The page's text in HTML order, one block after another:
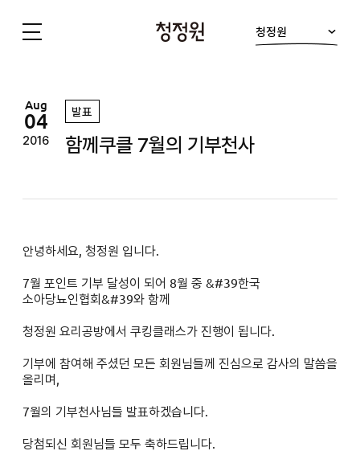
청정원
Aug
04
2016
발표
함께쿠클 7월의 기부천사
안녕하세요, 청정원 입니다.
7월 포인트 기부 달성이 되어 8월 중 &#39한국
소아당뇨인협회 &#39와 함께
청정원 요리공방에서 쿠킹클래스가 진행이 됩니다.
기부에 참여해 주셨던 모든 회원님들께 진심으로 감사의 말씀을
올리며,
7월의 기부천사님들 발표하겠습니다.
당첨되신 회원님들 모두 축하드립니다.